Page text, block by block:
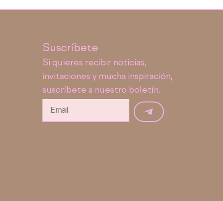
Suscríbete
Si quieres recibir noticias,
invitaciones y mucha inspiración,
suscríbete a nuestro boletín.